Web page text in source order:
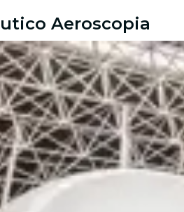
cine
Aeroscopia